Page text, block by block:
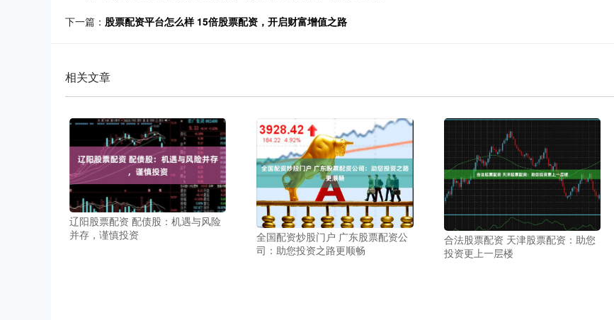
下一篇： 股票配资平台怎么样 15倍股票配资，开启财富增值之路
相关文章
辽阳股票配资 配债股：机遇与风险
并存，谨慎投资
全国配资炒股门户 广东股票配资公
司：助您投资之路更顺畅
合法股票配资 天津股票配资：助您
投资更上一层楼